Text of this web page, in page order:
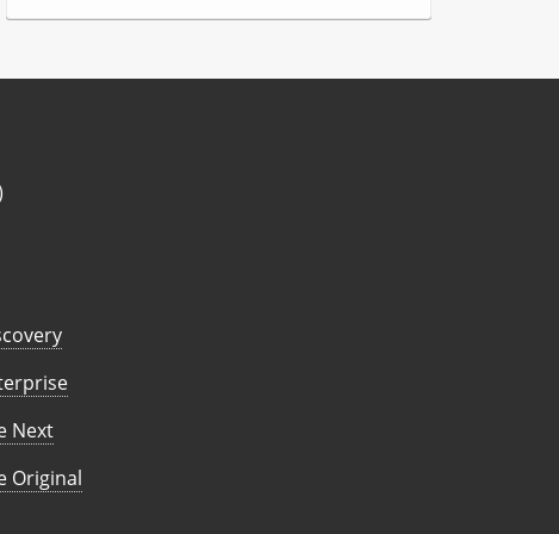
c
v
Next
Original